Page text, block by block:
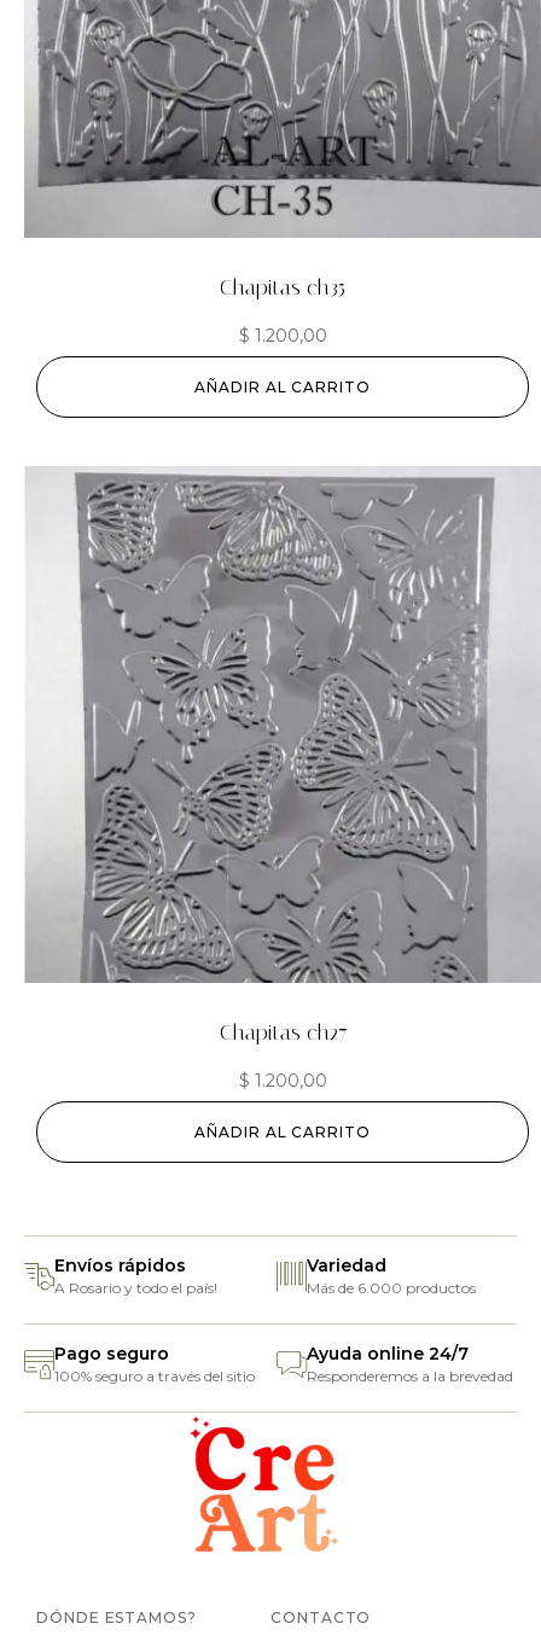
Chapitas ch35
$ 1.200,00
AÑADIR AL CARRITO
Chapitas ch27
$ 1.200,00
AÑADIR AL CARRITO
Envíos rápidos
A Rosario y todo el país!
Variedad
Más de 6.000 productos
Pago seguro
100% seguro a través del sitio
Ayuda online 24/7
Responderemos a la brevedad
DÓNDE ESTAMOS? CONTACTO